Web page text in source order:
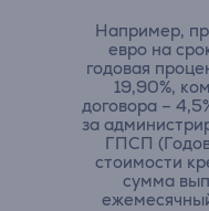
Например,
евро на
годовая
19,90%,
договора –
за
ГПСП
стоимости
сумма